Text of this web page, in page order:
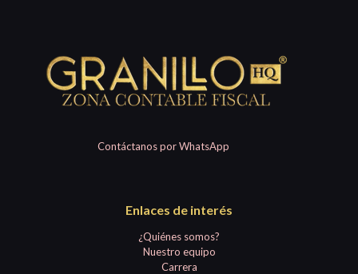
Contáctanos por WhatsApp
Enlaces de interés
¿Quiénes somos?
Nuestro equipo
Carrera